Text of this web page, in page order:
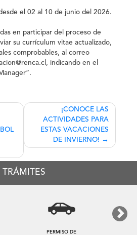
el 02 al 10 de junio del 2026.
en participar del proceso de
su currículum vitae actualizado,
comprobables, al correo
indicando en el
¡CONOCE LAS
ACTIVIDADES PARA
ESTAS VACACIONES
DE INVIERNO!
TRÁMITES
PERMISO DE
Next